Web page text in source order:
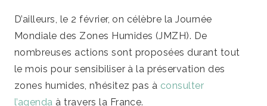
D’ailleurs, le 2 février, on célèbre la Journée
Mondiale des Zones Humides (JMZH). De
nombreuses actions sont proposées durant tout
le mois pour sensibiliser à la préservation des
zones humides, n’hésitez pas à consulter
l’agenda à travers la France.